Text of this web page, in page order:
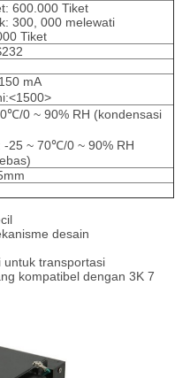
600.000 Tiket
300, 000 melewati
Tiket
mA
0 ~ 90% RH (kondensasi
-25 ~ 70℃/0 ~ 90% RH
desain
untuk transportasi
kompatibel dengan 3K 7